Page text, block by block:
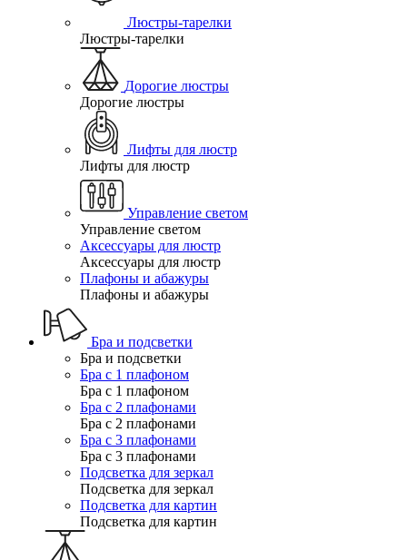
Люстры-тарелки
Люстры-тарелки
Дорогие люстры
Дорогие люстры
Лифты для люстр
Лифты для люстр
Управление светом
Управление светом
Аксессуары для люстр
Аксессуары для люстр
Плафоны и абажуры
Плафоны и абажуры
Бра и подсветки
Бра и подсветки
Бра с 1 плафоном
Бра с 1 плафоном
Бра с 2 плафонами
Бра с 2 плафонами
Бра с 3 плафонами
Бра с 3 плафонами
Подсветка для зеркал
Подсветка для зеркал
Подсветка для картин
Подсветка для картин